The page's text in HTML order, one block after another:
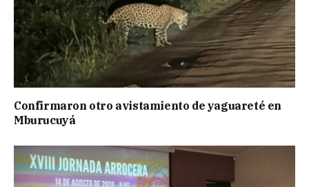
Confirmaron otro avistamiento de yaguareté en
Mburucuyá